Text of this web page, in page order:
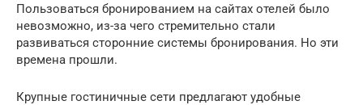
Пользоваться бронированием на сайтах отелей было
невозможно, из-за чего стремительно стали
развиваться сторонние системы бронирования. Но эти
времена прошли.
Крупные гостиничные сети предлагают удобные